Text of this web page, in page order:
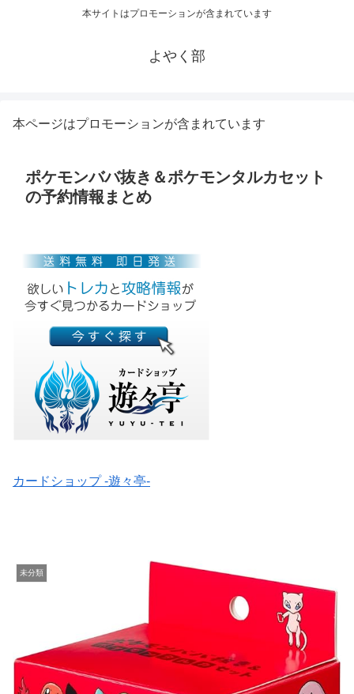
本サイトはプロモーションが含まれています
よやく部
本ページはプロモーションが含まれています
ポケモンババ抜き＆ポケモンタルカセット
の予約情報まとめ
カードショップ -遊々亭-
未分類